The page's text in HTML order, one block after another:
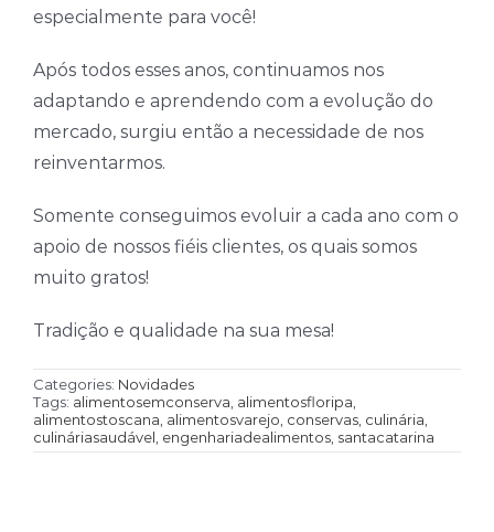
especialmente para você!
Após todos esses anos, continuamos nos
adaptando e aprendendo com a evolução do
mercado, surgiu então a necessidade de nos
reinventarmos.
Somente conseguimos evoluir a cada ano com o
apoio de nossos fiéis clientes, os quais somos
muito gratos!
Tradição e qualidade na sua mesa!
Categories: Novidades
Tags: alimentosemconserva alimentosfloripa
alimentostoscana alimentosvarejo conservas, culinária
culináriasaudável engenhariadealimentos, santacatarina